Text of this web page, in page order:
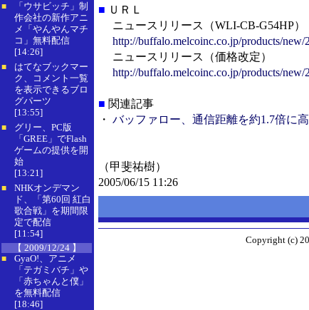
■
「ウサビッチ」制
作会社の新作アニ
メ「やんやんマチ
コ」無料配信
[14:26]
■
はてなブックマー
ク、コメント一覧
を表示できるブロ
グパーツ
[13:55]
■
グリー、PC版
「GREE」でFlash
ゲームの提供を開
始
[13:21]
■
NHKオンデマン
ド、「第60回 紅白
歌合戦」を期間限
定で配信
[11:54]
【 2009/12/24 】
■
GyaO!、アニメ
「テガミバチ」や
「赤ちゃんと僕」
を無料配信
[18:46]
■ ＵＲＬ
ニュースリリース（WLI-CB-G54HP）
http://buffalo.melcoinc.co.jp/products/new/
ニュースリリース（価格改定）
http://buffalo.melcoinc.co.jp/products/new/
■ 関連記事
・ バッファロー、通信距離を約1.7倍に
（甲斐祐樹）
2005/06/15 11:26
Copyright (c)